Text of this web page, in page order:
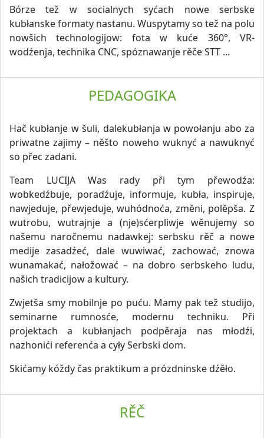
Bórze tež w socialnych syćach nowe serbske
kubłanske formaty nastanu. Wuspytamy so tež na polu
nowšich technologijow: fota w kuće 360°, VR-
wodźenja, technika CNC, spóznawanje rěče STT ...
PEDAGOGIKA
Hač kubłanje w šuli, dalekubłanja w powołanju abo za
priwatne zajimy – něšto noweho wuknyć a nawuknyć
so přec zadani.
Team LUCIJA Was rady při tym přewodźa:
wobkedźbuje, poradźuje, informuje, kubła, inspiruje,
nawjeduje, přewjeduje, wuhódnoća, změni, polěpša. Z
wutrobu, wutrajnje a (nje)sćerpliwje wěnujemy so
našemu naročnemu nadawkej: serbsku rěč a nowe
medije zasadźeć, dale wuwiwać, zachować, znowa
wunamakać, nałožować – na dobro serbskeho ludu,
našich tradicijow a kultury.
Zwjetša smy mobilnje po puću. Mamy pak tež studijo,
seminarne rumnosće, modernu techniku. Při
projektach a kubłanjach podpěraja nas młodźi,
nazhonići referenća a cyły Serbski dom.
Skićamy kóždy čas praktikum a prózdninske dźěło.
RĚČ